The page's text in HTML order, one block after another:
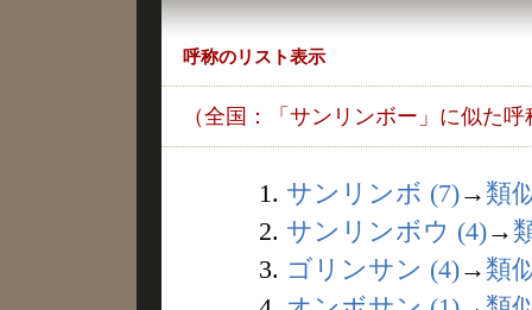
呼称のリスト表示
（全国：「サンリンボー」に似た呼
1. サンリンボ (7)→ 類
2. サンリンボウ (4)→
3. ゴリンサン (4)→ 類